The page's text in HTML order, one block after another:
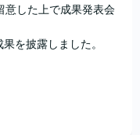
意した上で成果発表会
を披露しました。